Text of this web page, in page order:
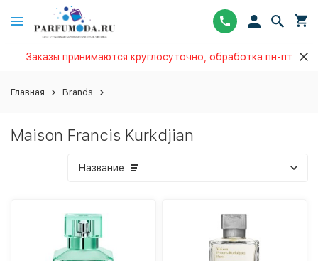
Заказы принимаются круглосуточно, обработка пн-пт
Главная Brands
Maison Francis Kurkdjian
Название